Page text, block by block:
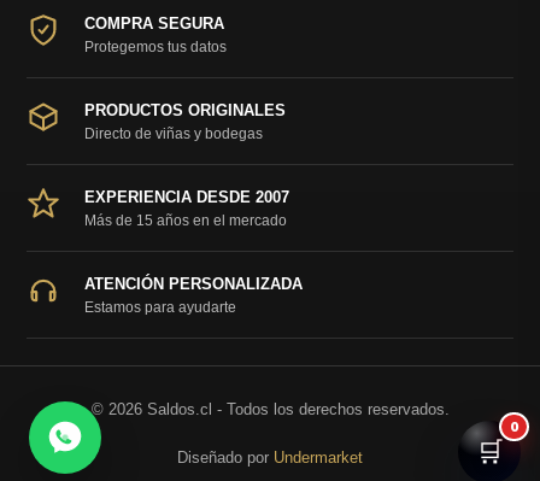
COMPRA SEGURA
Protegemos tus datos
PRODUCTOS ORIGINALES
Directo de viñas y bodegas
EXPERIENCIA DESDE 2007
Más de 15 años en el mercado
ATENCIÓN PERSONALIZADA
Estamos para ayudarte
© 2026 Saldos.cl - Todos los derechos reservados.
Diseñado por Undermarket 🛒
0